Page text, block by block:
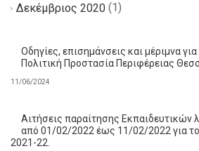
Δεκέμβριος 2020 (1)
Οδηγίες, επισημάνσεις και μέριμνα
Πολιτική Προστασία Περιφέρειας
11/06/2024
Αιτήσεις παραίτησης Εκπαιδευτικών
από 01/02/2022 έως 11/02/2022 για το
2021-22.